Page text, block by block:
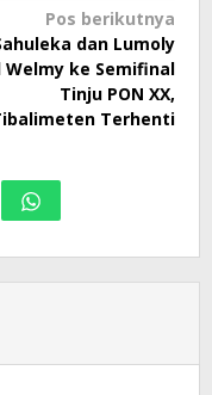
Pos berikutnya
dan Lumoly
Welmy ke Semifinal
Tinju PON XX,
Terhenti